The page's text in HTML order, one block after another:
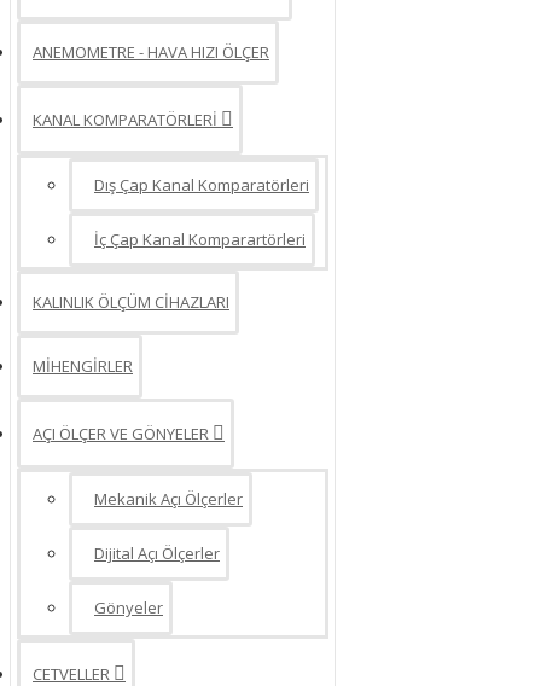
ANEMOMETRE - HAVA HIZI ÖLÇER
KANAL KOMPARATÖRLERİ
Dış Çap Kanal Komparatörleri
İç Çap Kanal Komparartörleri
KALINLIK ÖLÇÜM CİHAZLARI
MİHENGİRLER
AÇI ÖLÇER VE GÖNYELER
Mekanik Açı Ölçerler
Dijital Açı Ölçerler
Gönyeler
CETVELLER